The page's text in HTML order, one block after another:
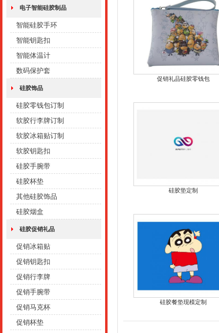
电子智能硅胶制品
智能硅胶手环
智能钥匙扣
智能体温计
数码保护套
硅胶饰品
硅胶零钱包订制
软胶行李牌订制
软胶冰箱贴订制
软胶钥匙扣
硅胶手腕带
硅胶杯垫
其他硅胶饰品
硅胶烟盒
硅胶促销礼品
促销冰箱贴
促销钥匙扣
促销行李牌
促销手腕带
促销马克杯
促销杯垫
促销礼品硅胶零钱包
硅胶垫定制
硅胶餐垫现模定制